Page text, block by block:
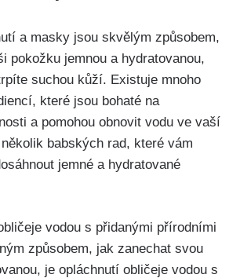
a masky jsou skvělým způsobem,
pokožku jemnou ⁣a hydratovanou,
suchou kůží. Existuje mnoho
které jsou ⁣bohaté na
a pomohou ⁢obnovit vodu ⁢ve⁣ vaší
⁣babských⁤ rad, které vám⁢
jemné a hydratované
vodou ⁤s přidanými přírodními⁣
způsobem, jak zanechat​ svou
je opláchnutí ⁢obličeje vodou s